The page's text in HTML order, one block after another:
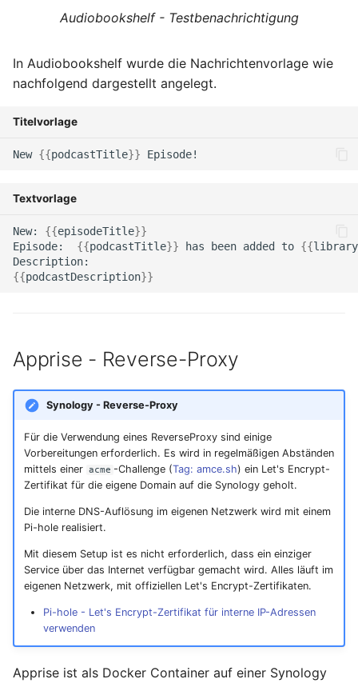
Audiobookshelf - Testbenachrichtigung
In Audiobookshelf wurde die Nachrichtenvorlage wie
nachfolgend dargestellt angelegt.
Titelvorlage
New {{podcastTitle}}
Textvorlage
New: {{episodeTitle}}
Episode:
{{podcastTitle}} has been added to {{
Description:
{{podcastDescription}}
Apprise - Reverse-Proxy
Synology - Reverse-Proxy
Für die Verwendung eines ReverseProxy sind einige
Vorbereitungen erforderlich. Es wird in regelmäßigen Abständen
mittels einer acme -Challenge (Tag: amce.sh) ein Let's Encrypt-
Zertifikat für die eigene Domain auf die Synology geholt.
Die interne DNS-Auflösung im eigenen Netzwerk wird mit einem
Pi-hole realisiert.
Mit diesem Setup ist es nicht erforderlich, dass ein einziger
Service über das Internet verfügbar gemacht wird. Alles läuft im
eigenen Netzwerk, mit offiziellen Let's Encrypt-Zertifikaten.
Pi-hole - Let's Encrypt-Zertifikat für interne IP-Adressen
verwenden
Apprise ist als Docker Container auf einer Synology